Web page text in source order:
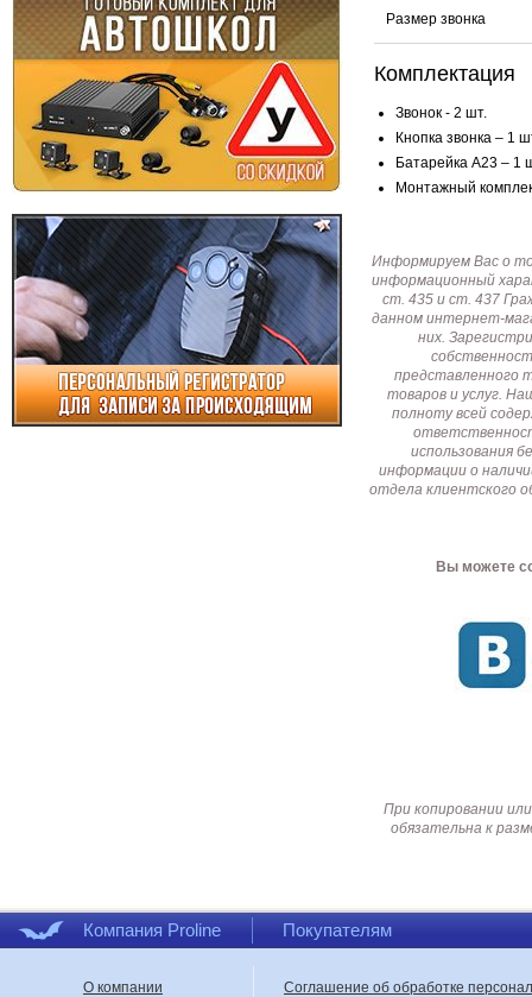
Размер звонка
Комплектация
Звонок - 2 шт.
Кнопка звонка – 1
Батарейка A23 – 1
Монтажный
Информируем Вас о
информационный
ст. 435 и ст. 437
данном интернет-
них.
представленного
товаров и услуг.
полноту всей
использования
информации о
отдела клиентского
Вы можете
При копировании
обязательна к
Компания Proline Покупателям
О компании
Соглашение об обработке